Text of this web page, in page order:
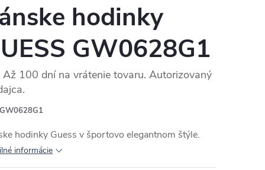
hodinky
GW0628G1
Až 100 dní na vrátenie tovaru. Autorizovaný
GW0628G1
hodinky Guess v športovo elegantnom štýle.
informácie